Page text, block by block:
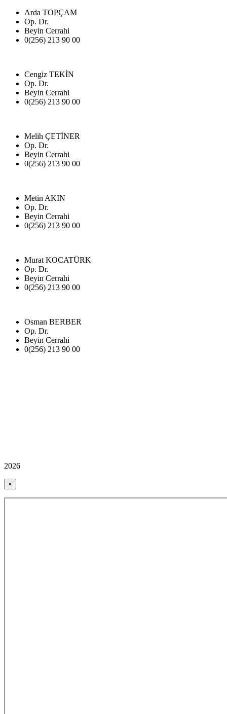
Arda TOPÇAM
Op. Dr.
Beyin Cerrahi
0(256) 213 90 00
Cengiz TEKİN
Op. Dr.
Beyin Cerrahi
0(256) 213 90 00
Melih ÇETİNER
Op. Dr.
Beyin Cerrahi
0(256) 213 90 00
Metin AKIN
Op. Dr.
Beyin Cerrahi
0(256) 213 90 00
Murat KOCATÜRK
Op. Dr.
Beyin Cerrahi
0(256) 213 90 00
Osman BERBER
Op. Dr.
Beyin Cerrahi
0(256) 213 90 00
2026
×